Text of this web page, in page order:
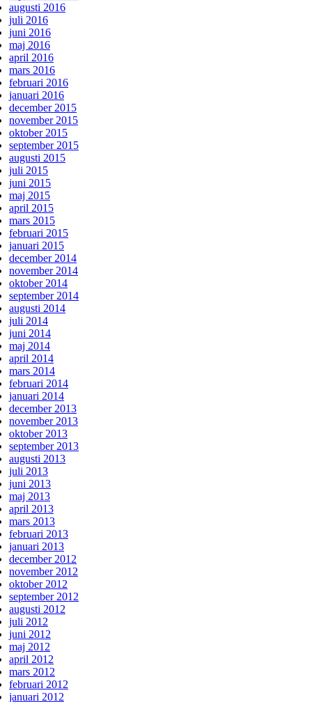
augusti 2016
juli 2016
juni 2016
maj 2016
april 2016
mars 2016
februari 2016
januari 2016
december 2015
november 2015
oktober 2015
september 2015
augusti 2015
juli 2015
juni 2015
maj 2015
april 2015
mars 2015
februari 2015
januari 2015
december 2014
november 2014
oktober 2014
september 2014
augusti 2014
juli 2014
juni 2014
maj 2014
april 2014
mars 2014
februari 2014
januari 2014
december 2013
november 2013
oktober 2013
september 2013
augusti 2013
juli 2013
juni 2013
maj 2013
april 2013
mars 2013
februari 2013
januari 2013
december 2012
november 2012
oktober 2012
september 2012
augusti 2012
juli 2012
juni 2012
maj 2012
april 2012
mars 2012
februari 2012
januari 2012